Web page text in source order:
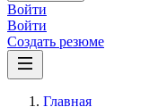
Войти
Войти
Создать резюме
Главная